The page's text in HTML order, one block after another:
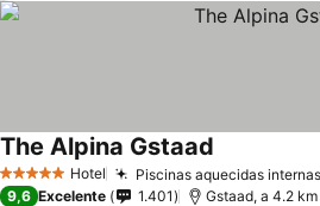
5 Estrelas Hotel Piscinas aquecidas
The Alpina Gstaad
9,6 Excelente 1.401 Gstaad, a 4.2